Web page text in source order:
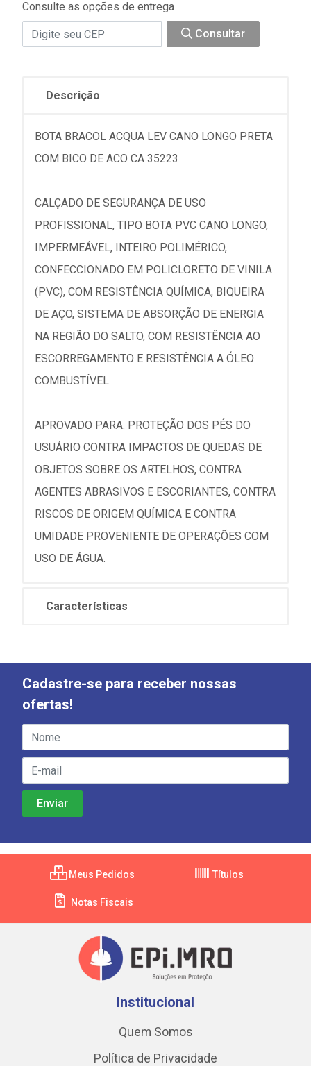
Consulte as opções de entrega
Consultar
Descrição
BOTA BRACOL ACQUA LEV CANO LONGO PRETA
COM BICO DE ACO CA 35223
CALÇADO DE SEGURANÇA DE USO
PROFISSIONAL, TIPO BOTA PVC CANO LONGO,
IMPERMEÁVEL, INTEIRO POLIMÉRICO,
CONFECCIONADO EM POLICLORETO DE VINILA
(PVC), COM RESISTÊNCIA QUÍMICA, BIQUEIRA
DE AÇO, SISTEMA DE ABSORÇÃO DE ENERGIA
NA REGIÃO DO SALTO, COM RESISTÊNCIA AO
ESCORREGAMENTO E RESISTÊNCIA A ÓLEO
COMBUSTÍVEL.
APROVADO PARA: PROTEÇÃO DOS PÉS DO
USUÁRIO CONTRA IMPACTOS DE QUEDAS DE
OBJETOS SOBRE OS ARTELHOS, CONTRA
AGENTES ABRASIVOS E ESCORIANTES, CONTRA
RISCOS DE ORIGEM QUÍMICA E CONTRA
UMIDADE PROVENIENTE DE OPERAÇÕES COM
USO DE ÁGUA.
Características
Cadastre-se para receber nossas
ofertas!
Meus Pedidos Títulos
Notas Fiscais
Institucional
Quem Somos
Política de Privacidade